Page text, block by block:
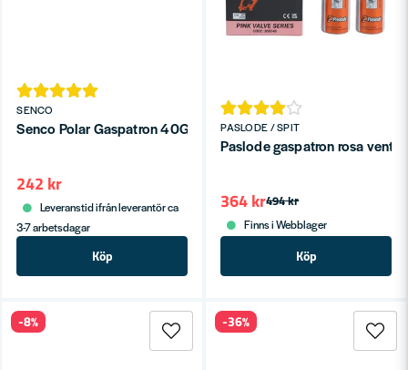
Se helaMaskin, Laser & Handverktyg
SENCO
Senco Polar Gaspatron 40G -18°C 2-P
242 kr
Leveranstid ifrån leverantör ca
3-7 arbetsdagar
Köp
PASLODE / SPIT
494 kr
364 kr
Finns i Webblager
Köp
-8% -36%